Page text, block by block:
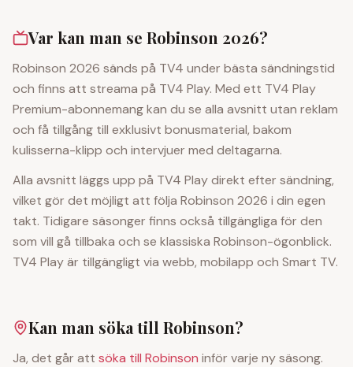
Var kan man se Robinson 2026?
Robinson 2026 sänds på TV4 under bästa sändningstid
och finns att streama på TV4 Play. Med ett TV4 Play
Premium-abonnemang kan du se alla avsnitt utan reklam
och få tillgång till exklusivt bonusmaterial, bakom
kulisserna-klipp och intervjuer med deltagarna.
Alla avsnitt läggs upp på TV4 Play direkt efter sändning,
vilket gör det möjligt att följa Robinson 2026 i din egen
takt. Tidigare säsonger finns också tillgängliga för den
som vill gå tillbaka och se klassiska Robinson-ögonblick.
TV4 Play är tillgängligt via webb, mobilapp och Smart TV.
Kan man söka till Robinson?
Ja, det går att söka till Robinson inför varje ny säsong.